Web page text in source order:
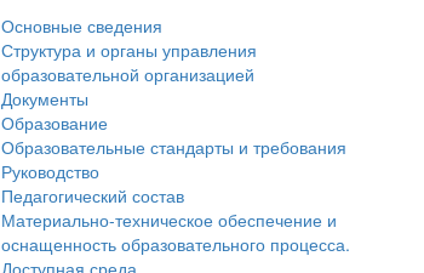
Основные сведения
Структура и органы управления
образовательной организацией
Документы
Образование
Образовательные стандарты и требования
Руководство
Педагогический состав
Материально-техническое обеспечение и
оснащенность образовательного процесса.
Доступная среда